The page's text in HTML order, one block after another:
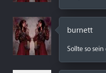
burnett
Sollte so